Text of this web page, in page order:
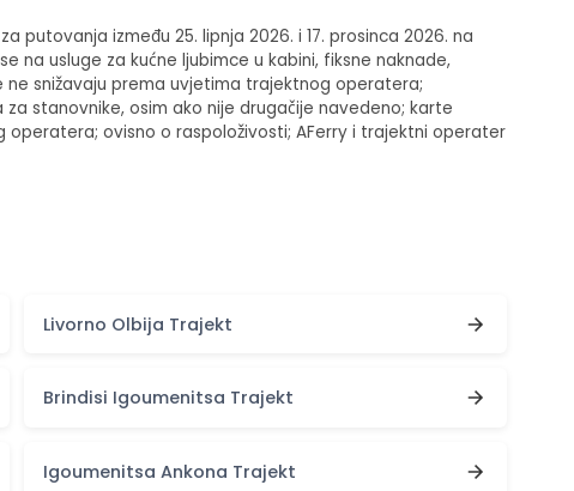
putovanja između 25. lipnja 2026. i 17. prosinca 2026. na
na usluge za kućne ljubimce u kabini, fiksne naknade,
ne snižavaju prema uvjetima trajektnog operatera;
stanovnike, osim ako nije drugačije navedeno; karte
ovisno o raspoloživosti; AFerry i trajektni operater
Livorno Olbija Trajekt
Brindisi Igoumenitsa Trajekt
Igoumenitsa Ankona Trajekt